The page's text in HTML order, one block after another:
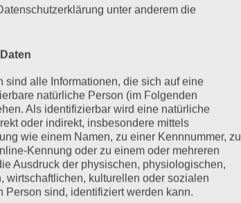
unter anderem die
sind alle Informationen, die sich auf eine
natürliche Person (im Folgenden
Als identifizierbar wird eine natürliche
oder indirekt, insbesondere mittels
wie einem Namen, zu einer Kennnummer, zu
Kennung oder zu einem oder mehreren
Ausdruck der physischen, physiologischen,
wirtschaftlichen, kulturellen oder sozialen
Person sind, identifiziert werden kann.